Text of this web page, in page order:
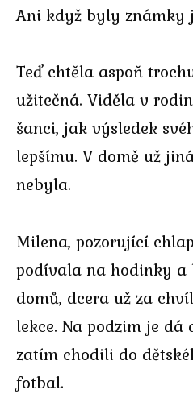
Ani když byly známky
Teď chtěla aspoň
užitečná. Viděla v
šanci, jak výsledek
lepšímu. V domě už
nebyla.
Milena, pozorující
podívala na hodinky a
domů, dcera už za
lekce. Na podzim je dá
zatím chodili do
fotbal.